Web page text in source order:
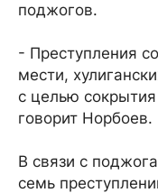
поджогов.
- Преступления
мести,
с целью
говорит Норбоев.
В связи с
семь